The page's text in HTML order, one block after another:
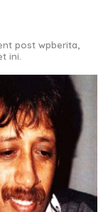
post wpberita,
ini.